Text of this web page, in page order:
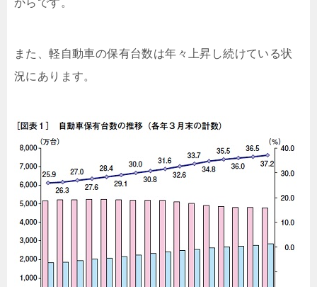
また、軽自動車の保有台数は年々上昇し続けている状
況にあります。